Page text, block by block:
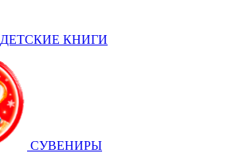
ДЕТСКИЕ КНИГИ
СУВЕНИРЫ